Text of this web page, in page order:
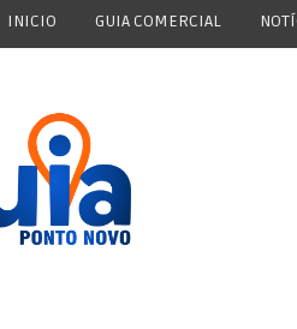
INICIO GUIA COMERCIAL